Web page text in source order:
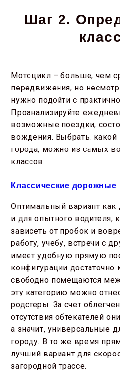
Шаг 2.
Мотоцикл – больше, чем
передвижения, но
нужно подойти с
Проанализируйте
возможные поездки,
вождения. Выбрать,
города, можно из самых
классов:
Классические дорожные
Оптимальный вариант как
и для опытного водителя,
зависеть от пробок и
работу, учебу, встречи с
имеет удобную прямую
конфигурации
свободно помещаются
эту категорию можно
родстеры. За счет
отсутствия обтекателей
а значит, универсальные
городу. В то же время
лучший вариант для
загородной трассе.